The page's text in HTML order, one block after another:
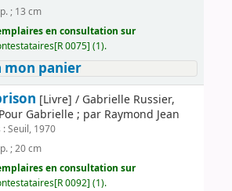
; 13 cm
en consultation sur
0075] (1).
mon panier
[Livre] / Gabrielle Russier,
Gabrielle ; par Raymond Jean
: Seuil, 1970
; 20 cm
en consultation sur
0092] (1).